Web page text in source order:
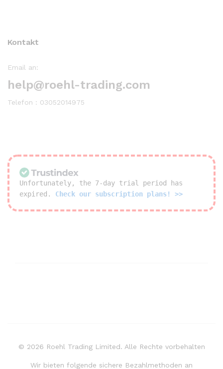
Kontakt
Email an:
help@roehl-trading.com
Telefon : 03052014975
Unfortunately, the 7-day trial period has
expired. Check our subscription plans! >>
© 2026 Roehl Trading Limited. Alle Rechte vorbehalten
Wir bieten folgende sichere Bezahlmethoden an